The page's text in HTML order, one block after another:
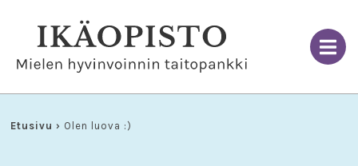
Etusivu › Olen luova :)